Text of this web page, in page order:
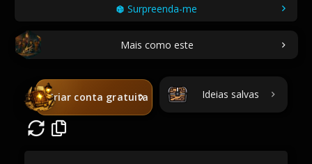
Surpreenda-me
Mais como este
Criar conta gratuita Ideias salvas